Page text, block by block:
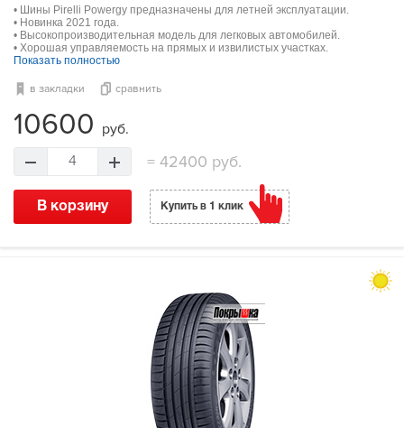
• Шины Pirelli Powergy предназначены для летней эксплуатации.
• Новинка 2021 года.
• Высокопроизводительная модель для легковых автомобилей.
• Хорошая управляемость на прямых и извилистых участках.
Показать полностью
в закладки сравнить
10600 руб.
4 = 42400 руб.
В корзину Купить в 1 клик